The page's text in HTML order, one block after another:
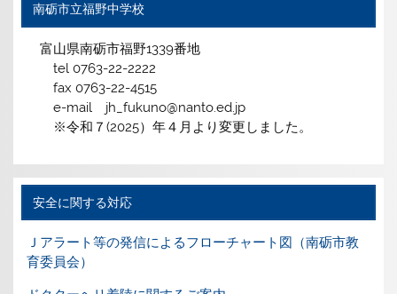
南砺市立福野中学校
富山県南砺市福野1339番地
tel 0763-22-2222
fax 0763-22-4515
e-mail jh_fukuno@nanto.ed.jp
※令和７(2025）年４月より変更しました。
安全に関する対応
Ｊアラート等の発信によるフローチャート図（南砺市教
育委員会）